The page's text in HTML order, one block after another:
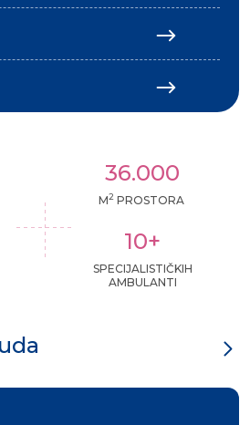
36.000
M2PROSTORA
10+
SPECIJALISTIČKIH
AMBULANTI